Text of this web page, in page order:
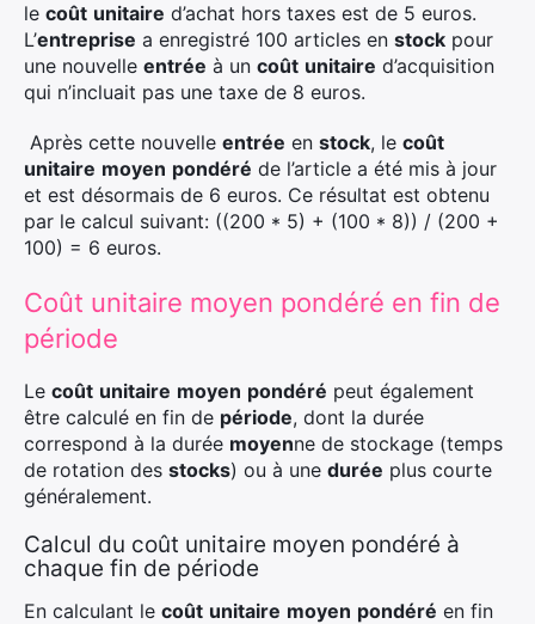
le coût unitaire d’achat hors taxes est de 5 euros.
L’entreprise a enregistré 100 articles en stock pour
une nouvelle entrée à un coût unitaire d’acquisition
qui n’incluait pas une taxe de 8 euros.
Après cette nouvelle entrée en stock, le coût
unitaire moyen pondéré de l’article a été mis à jour
et est désormais de 6 euros. Ce résultat est obtenu
par le calcul suivant: ((200 * 5) + (100 * 8)) / (200 +
100) = 6 euros.
Coût unitaire moyen pondéré en fin de
période
Le coût unitaire moyen pondéré peut également
être calculé en fin de période, dont la durée
correspond à la durée moyenne de stockage (temps
de rotation des stocks) ou à une durée plus courte
généralement.
Calcul du coût unitaire moyen pondéré à
chaque fin de période
En calculant le coût unitaire moyen pondéré en fin